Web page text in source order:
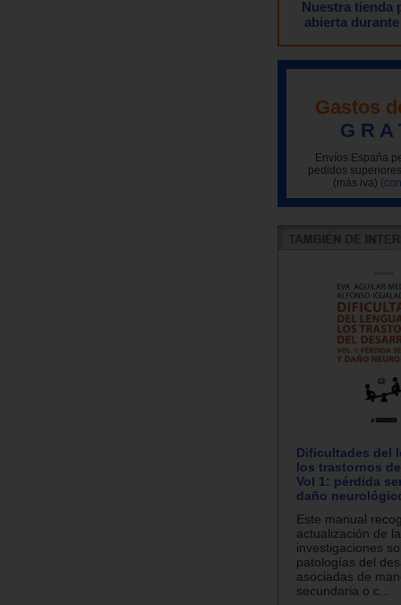
Nuestra tienda
abierta
Gastos
G R A
Envíos España
pedidos
(más iva)
Dificultades del
los trastornos
Vol 1: pérdida
daño
Este manual
actualización de
investigaciones
patologías del
asociadas de
secundaria o c...